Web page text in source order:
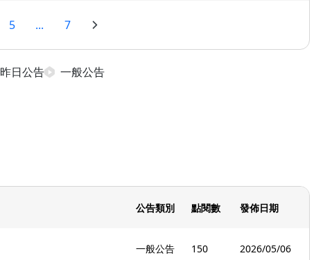
5 ... 7
昨日公告 一般公告
公告類別 點閱數 發佈日期
一般公告 150 2026/05/06